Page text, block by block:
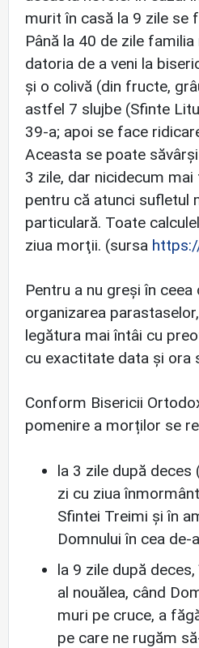
murit în casă la 9 zile se
Până la 40 de zile
datoria de a veni la
şi o colivă (din fructe,
astfel 7 slujbe (Sfinte
39-a; apoi se face
Aceasta se poate
3 zile, dar nicidecum
pentru că atunci sufletul
particulară. Toate
ziua morţii. (sursa
Pentru a nu greși în
organizarea
legătura mai întâi cu
cu exactitate data și ora
Conform Bisericii
pomenire a morților se
la 3 zile după deces
zi cu ziua
Sfintei Treimi și în
Domnului în cea de-
la 9 zile după
al nouălea, când
muri pe cruce, a
pe care ne rugăm